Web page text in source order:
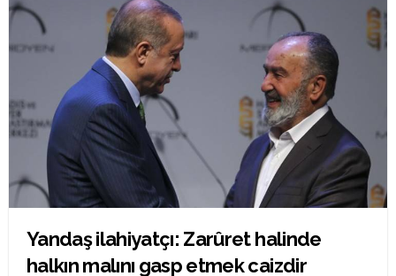
Yandaş ilahiyatçı: Zarûret halinde
halkın malını gasp etmek caizdir